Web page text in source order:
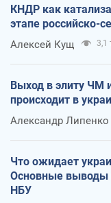
КНДР как
этапе российско-
Алексей Кущ 3,1
Выход в элиту ЧМ
происходит в
Александр Липенко
Что ожидает
Основные выводы
НБУ